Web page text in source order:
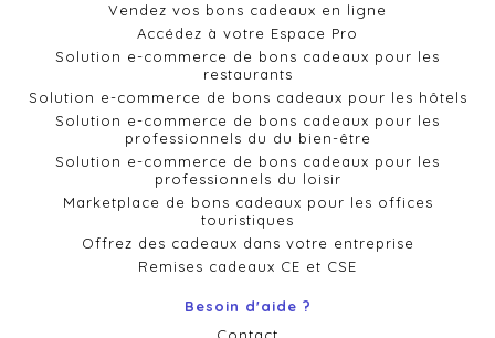
Vendez vos bons cadeaux en ligne
Accédez à votre Espace Pro
Solution e-commerce de bons cadeaux pour les
restaurants
Solution e-commerce de bons cadeaux pour les hôtels
Solution e-commerce de bons cadeaux pour les
professionnels du du bien-être
Solution e-commerce de bons cadeaux pour les
professionnels du loisir
Marketplace de bons cadeaux pour les offices
touristiques
Offrez des cadeaux dans votre entreprise
Remises cadeaux CE et CSE
Besoin d'aide ?